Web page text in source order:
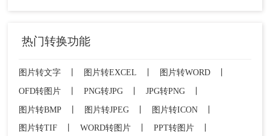
热门转换功能
图片转文字 图片转EXCEL 图片转WORD
OFD转图片
丨 PNG转JPG 丨 JPG转PNG
丨
图片转BMP
丨 图片转JPEG 丨 图片转ICON
丨
图片转TIF
WORD转图片 PPT转图片